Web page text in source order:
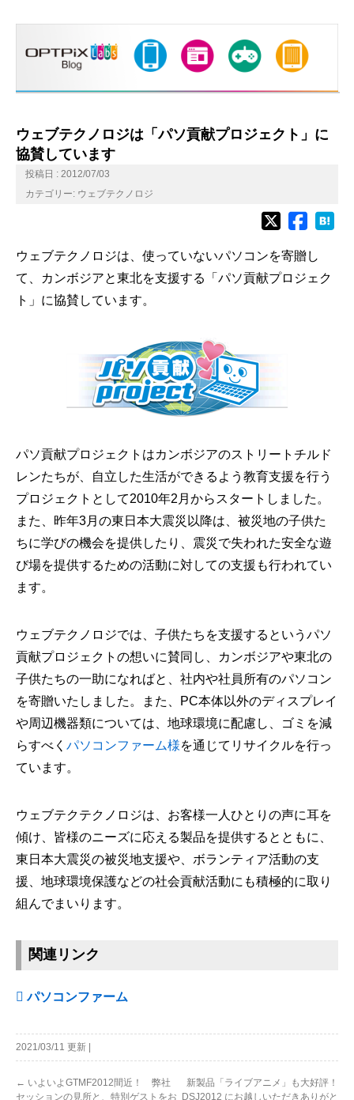
ウェブテクノロジは「パソ貢献プロジェクト」に
協賛しています
投稿日 : 2012/07/03
カテゴリー: ウェブテクノロジ
ウェブテクノロジは、使っていないパソコンを寄贈し
て、カンボジアと東北を支援する「パソ貢献プロジェク
ト」に協賛しています。
パソ貢献プロジェクトはカンボジアのストリートチルド
レンたちが、自立した生活ができるよう教育支援を行う
プロジェクトとして2010年2月からスタートしました。
また、昨年3月の東日本大震災以降は、被災地の子供た
ちに学びの機会を提供したり、震災で失われた安全な遊
び場を提供するための活動に対しての支援も行われてい
ます。
ウェブテクノロジでは、子供たちを支援するというパソ
貢献プロジェクトの想いに賛同し、カンボジアや東北の
子供たちの一助になればと、社内や社員所有のパソコン
を寄贈いたしました。また、PC本体以外のディスプレイ
や周辺機器類については、地球環境に配慮し、ゴミを減
らすべく パソコンファーム様を通じてリサイクルを行っ
ています。
ウェブテクテクノロジは、お客様一人ひとりの声に耳を
傾け、皆様のニーズに応える製品を提供するとともに、
東日本大震災の被災地支援や、ボランティア活動の支
援、地球環境保護などの社会貢献活動にも積極的に取り
組んでまいります。
関連リンク
パソコンファーム
2021/03/11 更新 |
← いよいよGTMF2012間近！ 弊社
セッションの見所と、特別ゲストをお
新製品「ライブアニメ」も大好評！
DSJ2012 にお越しいただきありがと